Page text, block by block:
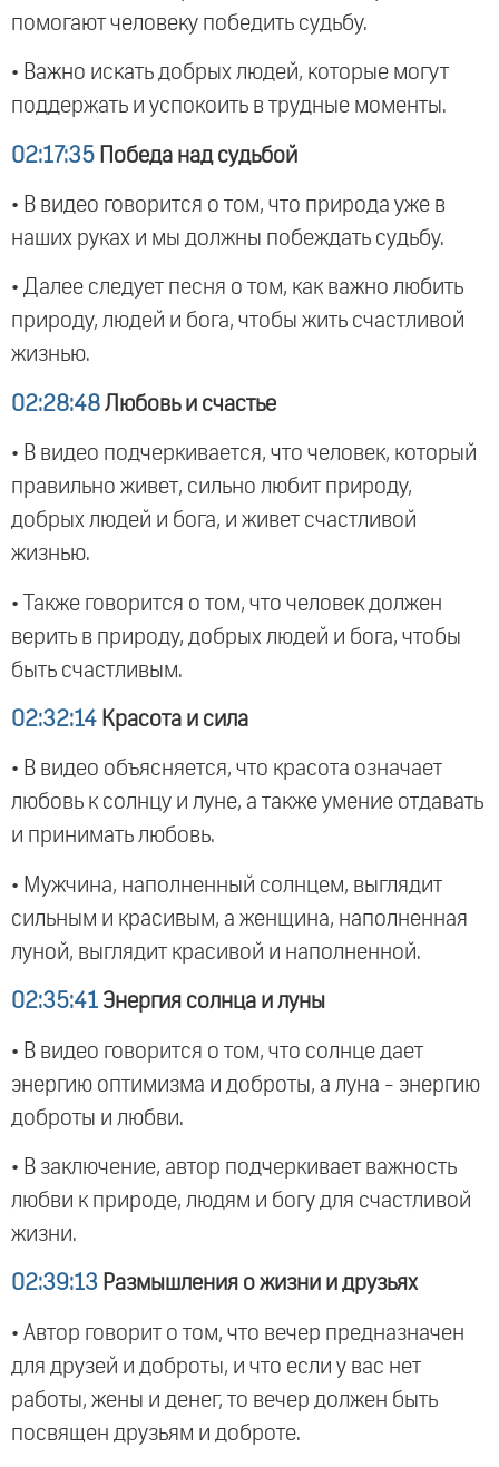
помогают человеку победить судьбу.
• Важно искать добрых людей, которые могут
поддержать и успокоить в трудные моменты.
02:17:35 Победа над судьбой
• В видео говорится о том, что природа уже в
наших руках и мы должны побеждать судьбу.
• Далее следует песня о том, как важно любить
природу, людей и бога, чтобы жить счастливой
жизнью.
02:28:48 Любовь и счастье
• В видео подчеркивается, что человек, который
правильно живет, сильно любит природу,
добрых людей и бога, и живет счастливой
жизнью.
• Также говорится о том, что человек должен
верить в природу, добрых людей и бога, чтобы
быть счастливым.
02:32:14 Красота и сила
• В видео объясняется, что красота означает
любовь к солнцу и луне, а также умение отдавать
и принимать любовь.
• Мужчина, наполненный солнцем, выглядит
сильным и красивым, а женщина, наполненная
луной, выглядит красивой и наполненной.
02:35:41 Энергия солнца и луны
• В видео говорится о том, что солнце дает
энергию оптимизма и доброты, а луна - энергию
доброты и любви.
• В заключение, автор подчеркивает важность
любви к природе, людям и богу для счастливой
жизни.
02:39:13 Размышления о жизни и друзьях
• Автор говорит о том, что вечер предназначен
для друзей и доброты, и что если у вас нет
работы, жены и денег, то вечер должен быть
посвящен друзьям и доброте.